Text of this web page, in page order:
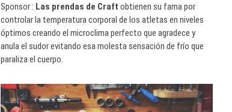
Sponsor : Las prendas de Craft obtienen su fama por
controlar la temperatura corporal de los atletas en niveles
óptimos creando el microclima perfecto que agradece y
anula el sudor evitando esa molesta sensación de frío que
paraliza el cuerpo.